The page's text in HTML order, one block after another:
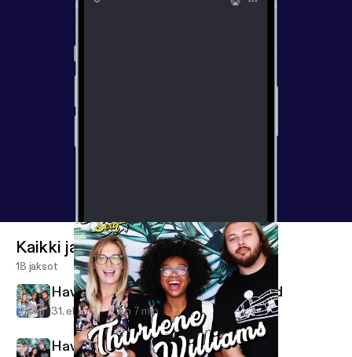
Kaikki jaksot
18 jaksot
Have A Seat #18 \_ Janae McDonald
31. elo 2018 2 h 7 min
Have A Seat #17 \_ Alexis Aguirre